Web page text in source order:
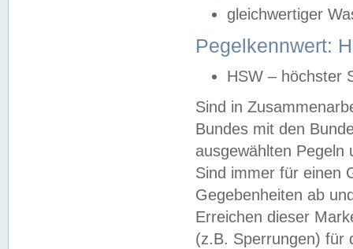
gleichwertiger
Pegelkennwert:
HSW – höchster
Sind in
Bundes mit den
ausgewählten
Sind immer für einen
Gegebenheiten ab
Erreichen dieser
(z.B. Sperrungen) für